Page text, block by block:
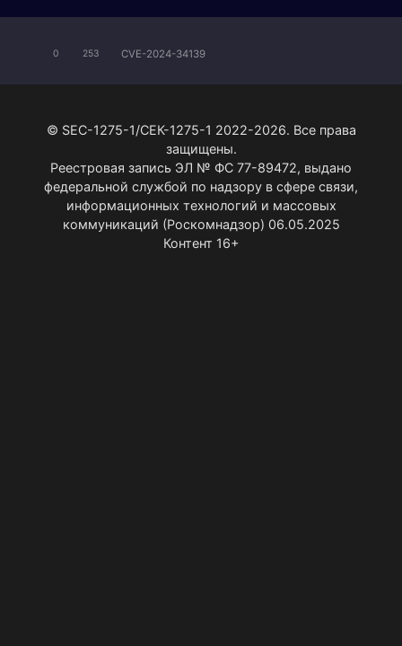
0 253 CVE-2024-34139
© SEC-1275-1/СЕК-1275-1 2022-2026. Все права
защищены.
Реестровая запись ЭЛ № ФС 77-89472, выдано
федеральной службой по надзору в сфере связи,
информационных технологий и массовых
коммуникаций (Роскомнадзор) 06.05.2025
Контент 16+